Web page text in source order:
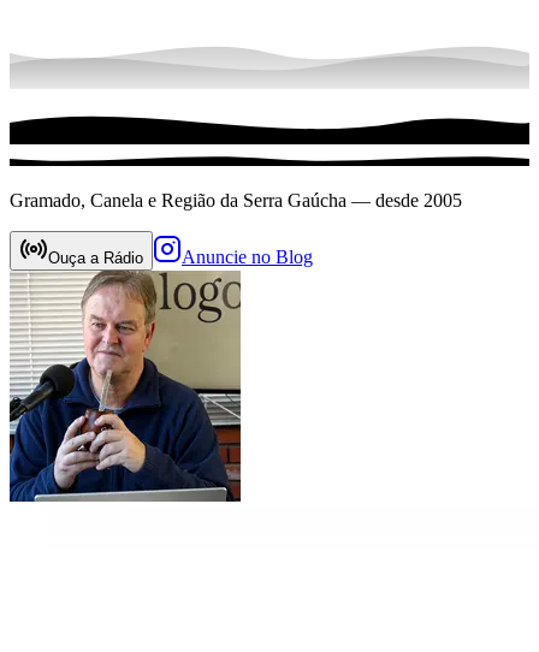
Gramado, Canela e Região da Serra Gaúcha — desde 2005
Ouça a Rádio Anuncie no Blog